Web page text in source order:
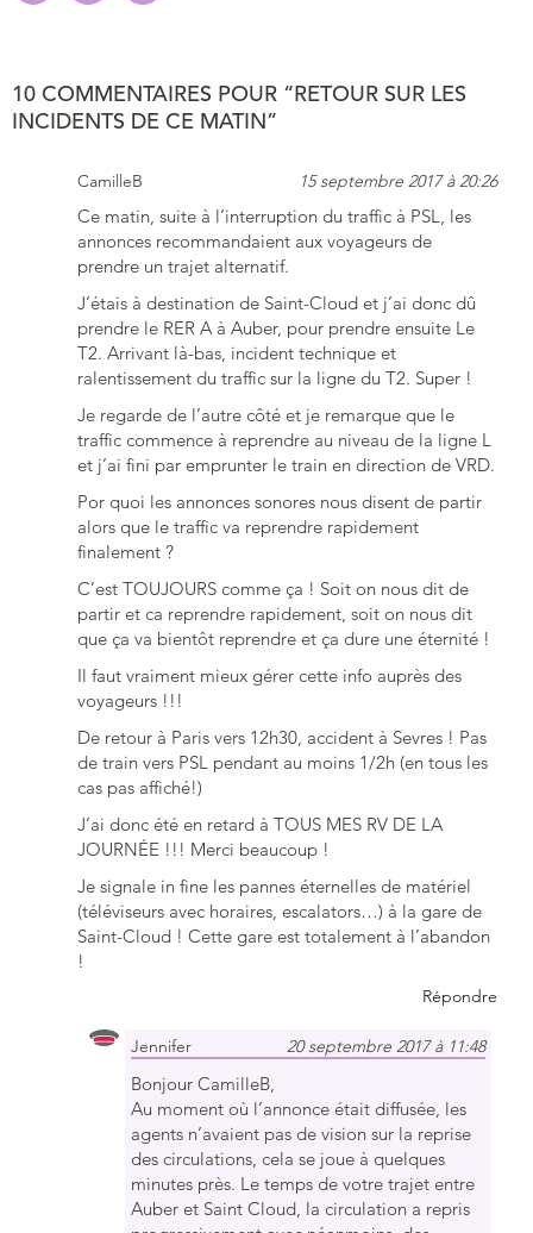
10 COMMENTAIRES POUR “RETOUR SUR LES
INCIDENTS DE CE MATIN”
CamilleB 15 septembre 2017 à 20:26
Ce matin, suite à l’interruption du traffic à PSL, les
annonces recommandaient aux voyageurs de
prendre un trajet alternatif.
J’étais à destination de Saint-Cloud et j’ai donc dû
prendre le RER A à Auber, pour prendre ensuite Le
T2. Arrivant là-bas, incident technique et
ralentissement du traffic sur la ligne du T2. Super !
Je regarde de l’autre côté et je remarque que le
traffic commence à reprendre au niveau de la ligne L
et j’ai fini par emprunter le train en direction de VRD.
Por quoi les annonces sonores nous disent de partir
alors que le traffic va reprendre rapidement
finalement ?
C’est TOUJOURS comme ça ! Soit on nous dit de
partir et ca reprendre rapidement, soit on nous dit
que ça va bientôt reprendre et ça dure une éternité !
Il faut vraiment mieux gérer cette info auprès des
voyageurs !!!
De retour à Paris vers 12h30, accident à Sevres ! Pas
de train vers PSL pendant au moins 1/2h (en tous les
cas pas affiché!)
J’ai donc été en retard à TOUS MES RV DE LA
JOURNÉE !!! Merci beaucoup !
Je signale in fine les pannes éternelles de matériel
(téléviseurs avec horaires, escalators…) à la gare de
Saint-Cloud ! Cette gare est totalement à l’abandon
!
Répondre
Jennifer 20 septembre 2017 à 11:48
Bonjour CamilleB,
Au moment où l’annonce était diffusée, les
agents n’avaient pas de vision sur la reprise
des circulations, cela se joue à quelques
minutes près. Le temps de votre trajet entre
Auber et Saint Cloud, la circulation a repris